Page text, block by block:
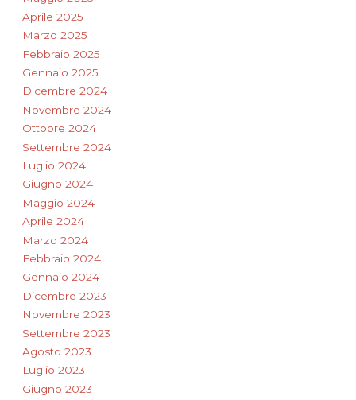
Aprile 2025
Marzo 2025
Febbraio 2025
Gennaio 2025
Dicembre 2024
Novembre 2024
Ottobre 2024
Settembre 2024
Luglio 2024
Giugno 2024
Maggio 2024
Aprile 2024
Marzo 2024
Febbraio 2024
Gennaio 2024
Dicembre 2023
Novembre 2023
Settembre 2023
Agosto 2023
Luglio 2023
Giugno 2023